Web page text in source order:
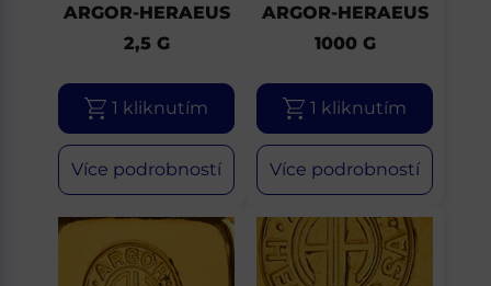
ARGOR-HERAEUS
2,5 G
1 kliknutím
Více podrobností
ARGOR-HERAEUS
1000 G
1 kliknutím
Více podrobností